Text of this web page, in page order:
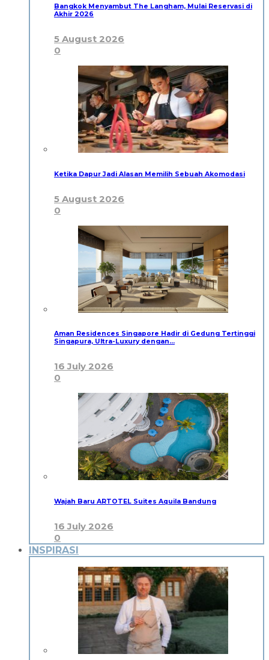
Bangkok Menyambut The Langham, Mulai Reservasi di
Akhir 2026
5 August 2026
0
Ketika Dapur Jadi Alasan Memilih Sebuah Akomodasi
5 August 2026
0
Aman Residences Singapore Hadir di Gedung Tertinggi
Singapura, Ultra-Luxury dengan…
16 July 2026
0
Wajah Baru ARTOTEL Suites Aquila Bandung
16 July 2026
0
INSPIRASI